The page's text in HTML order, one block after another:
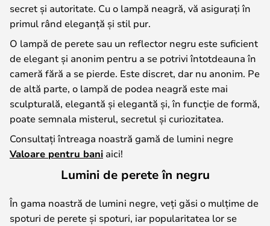
secret și autoritate. Cu o lampă neagră, vă asigurați în
primul rând eleganță și stil pur.
O lampă de perete sau un reflector negru este suficient
de elegant și anonim pentru a se potrivi întotdeauna în
cameră fără a se pierde. Este discret, dar nu anonim. Pe
de altă parte, o lampă de podea neagră este mai
sculpturală, elegantă și elegantă și, în funcție de formă,
poate semnala misterul, secretul și curiozitatea.
Consultați întreaga noastră gamă de lumini negre
Valoare pentru bani aici!
Lumini de perete în negru
În gama noastră de lumini negre, veți găsi o mulțime de
spoturi de perete și spoturi, iar popularitatea lor se